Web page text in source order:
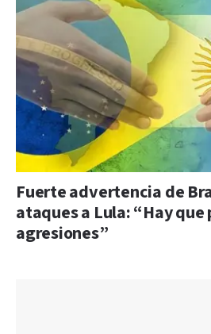
Fuerte advertencia de
ataques a Lula: “Hay que
agresiones”